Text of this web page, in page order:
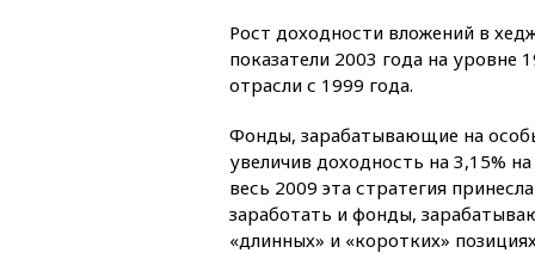
Рост доходности вложений в
показатели 2003 года на уровне
отрасли с 1999 года.
Фонды, зарабатывающие на
увеличив доходность на 3,15%
весь 2009 эта стратегия
заработать и фонды,
«длинных» и «коротких»